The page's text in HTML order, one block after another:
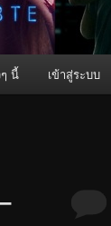
นี้ เข้าสู่ระบบ